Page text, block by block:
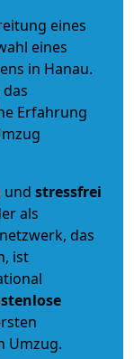
eines
eines
in Hanau.
Erfahrung
und stressfrei
als
das
ist
Umzug.